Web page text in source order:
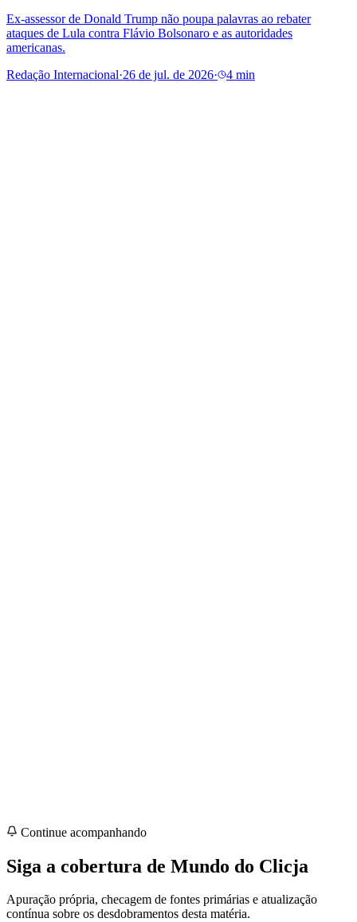
Ex-assessor de Donald Trump não poupa palavras ao rebater
ataques de Lula contra Flávio Bolsonaro e as autoridades
americanas.
Redação Internacional·26 de jul. de 2026· 4 min
Continue acompanhando
Siga a cobertura de Mundo do Clicja
Apuração própria, checagem de fontes primárias e atualização
contínua sobre os desdobramentos desta matéria.